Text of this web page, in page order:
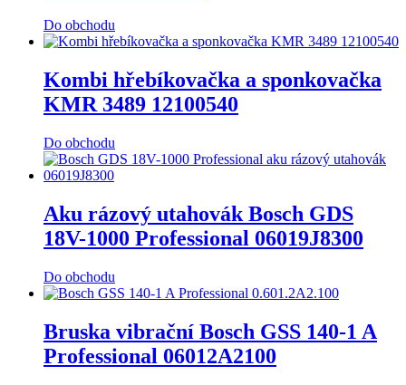
Do obchodu
Kombi hřebíkovačka a sponkovačka
KMR 3489 12100540
Do obchodu
Aku rázový utahovák Bosch GDS
18V-1000 Professional 06019J8300
Do obchodu
Bruska vibrační Bosch GSS 140-1 A
Professional 06012A2100